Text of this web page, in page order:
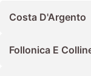
Costa D'Argento
Follonica E